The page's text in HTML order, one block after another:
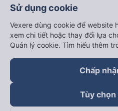
Sử dụng cookie
Vexere dùng cookie để website
xem chi tiết hoặc thay đổi lựa
Quản lý cookie. Tìm hiểu thêm
Chấp
Tùy